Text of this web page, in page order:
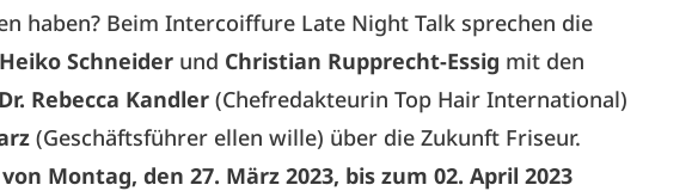
haben? Beim Intercoiffure Late Night Talk sprechen die
Heiko Schneider und Christian Rupprecht-Essig mit den
Dr. Rebecca Kandler (Chefredakteurin Top Hair International)
(Geschäftsführer ellen wille) über die Zukunft Friseur.
Montag, den 27. März 2023, bis zum 02. April 2023